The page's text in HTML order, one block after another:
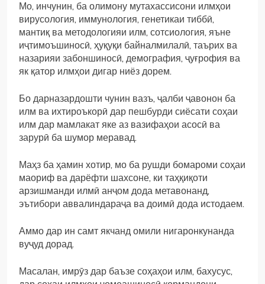
Мо, инчунин, ба олимону мутахассисони илмҳои
вирусология, иммунология, генетикаи тиббӣ,
мантиқ ва методологияи илм, сотсиология, яъне
иҷтимоъшиносӣ, ҳуқуқи байналмилалӣ, таърих ва
назарияи забоншиносӣ, демография, ҷуғрофия ва
як қатор илмҳои дигар ниёз дорем.
Бо дарназардошти чунин вазъ, ҷалби ҷавонон ба
илм ва ихтироъкорӣ дар пешбурди сиёсати соҳаи
илм дар мамлакат яке аз вазифаҳои асосӣ ва
зарурӣ ба шумор меравад.
Маҳз ба ҳамин хотир, мо ба рушди бомароми соҳаи
маориф ва дарёфти шахсоне, ки таҳқиқоти
арзишманди илмӣ анҷом дода метавонанд,
эътибори аввалиндараҷа ва доимӣ дода истодаем.
Аммо дар ин самт якчанд омили нигаронкунанда
вуҷуд дорад.
Масалан, имрӯз дар баъзе соҳаҳои илм, бахусус,